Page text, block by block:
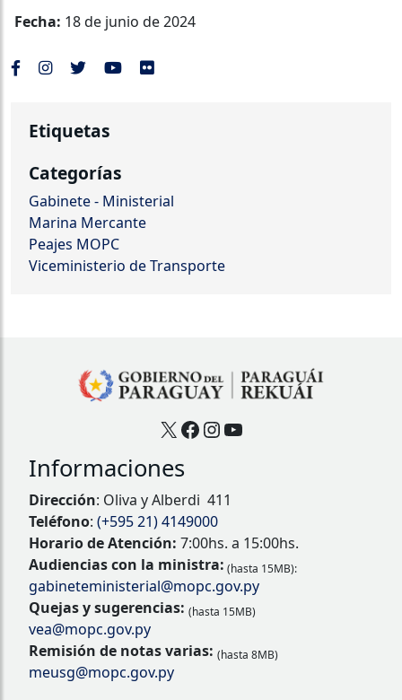
Fecha: 18 de junio de 2024
Etiquetas
Categorías
Gabinete - Ministerial
Marina Mercante
Peajes MOPC
Viceministerio de Transporte
X Facebook
Instagram
YouTube
Informaciones
Dirección: Oliva y Alberdi 411
Teléfono: (+595 21) 4149000
Horario de Atención: 7:00hs. a 15:00hs.
Audiencias con la ministra: (hasta 15MB):
gabineteministerial@mopc.gov.py
Quejas y sugerencias: (hasta 15MB)
vea@mopc.gov.py
Remisión de notas varias: (hasta 8MB)
meusg@mopc.gov.py